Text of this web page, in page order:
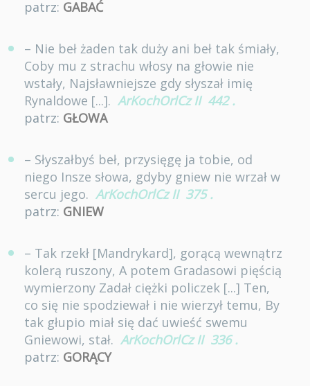
patrz: GABAĆ
– Nie beł żaden tak duży ani beł tak śmiały,
Coby mu z strachu włosy na głowie nie
wstały, Najsławniejsze gdy słyszał imię
Rynaldowe [...]. ArKochOrlCz II 442 .
patrz: GŁOWA
– Słyszałbyś beł, przysięgę ja tobie, od
niego Insze słowa, gdyby gniew nie wrzał w
sercu jego. ArKochOrlCz II 375 .
patrz: GNIEW
– Tak rzekł [Mandrykard], gorącą wewnątrz
kolerą ruszony, A potem Gradasowi pięścią
wymierzony Zadał ciężki policzek [...] Ten,
co się nie spodziewał i nie wierzył temu, By
tak głupio miał się dać uwieść swemu
Gniewowi, stał. ArKochOrlCz II 336 .
patrz: GORĄCY